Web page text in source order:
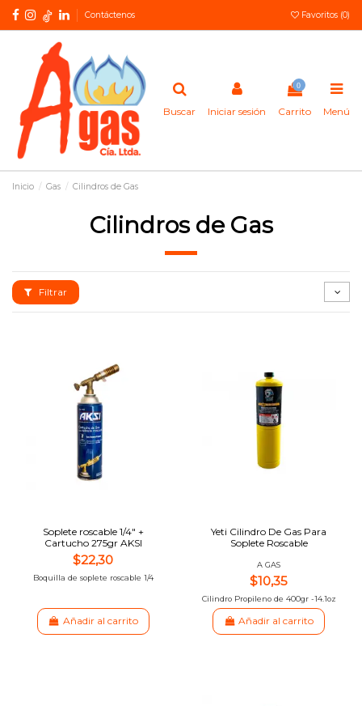
Contáctenos Favoritos (0)
Buscar Iniciar sesión
0
Carrito Menú
Inicio Gas Cilindros de Gas
Cilindros de Gas
Filtrar
Soplete roscable 1/4″ +
Cartucho 275gr AKSI
$22,30
Boquilla de soplete roscable 1/4
Añadir al carrito
Yeti Cilindro De Gas Para
Soplete Roscable
A GAS
$10,35
Cilindro Propileno de 400gr -14.1oz
Añadir al carrito